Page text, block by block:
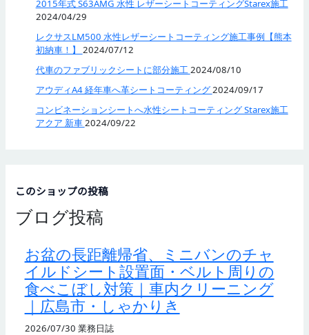
2015年式 S63AMG 水性 レザーシートコーティングStarex施工
2024/04/29
レクサスLM500 水性レザーシートコーティング施工事例【熊本
初納車！】 2024/07/12
代車のファブリックシートに部分施工2024/08/10
アウディA4 経年車へ革シートコーティング2024/09/17
コンビネーションシートへ水性シートコーティング Starex施工
アクア 新車2024/09/22
このショップの投稿
ブログ投稿
お盆の長距離帰省、ミニバンのチャ
イルドシート設置面・ベルト周りの
食べこぼし対策｜車内クリーニング
｜広島市・しゃかりき
2026/07/30 業務日誌